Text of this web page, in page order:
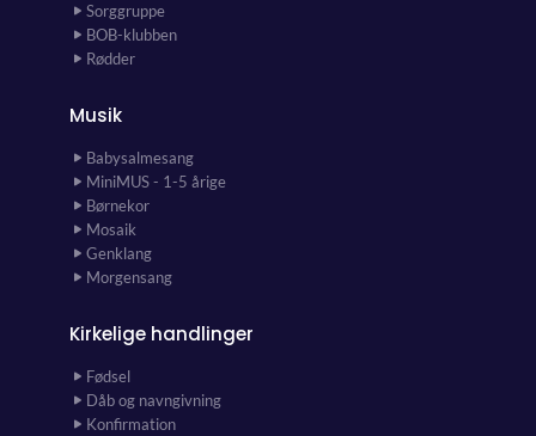
Sorggruppe
BOB-klubben
Rødder
Musik
Babysalmesang
MiniMUS - 1-5 årige
Børnekor
Mosaik
Genklang
Morgensang
Kirkelige handlinger
Fødsel
Dåb og navngivning
Konfirmation